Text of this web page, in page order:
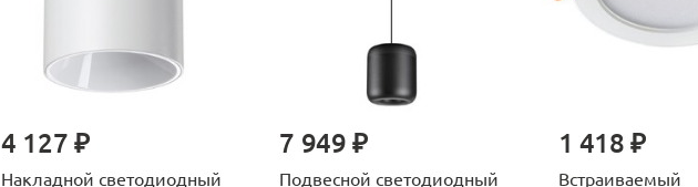
4 127 ₽
Накладной светодиодный
7 949 ₽
Подвесной светодиодный
1 418 ₽
Встраиваемый